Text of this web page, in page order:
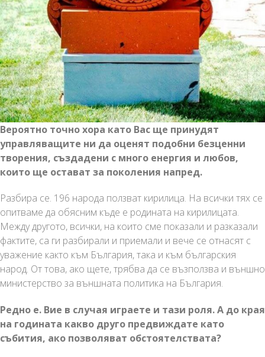
Вероятно точно хора като Вас ще принудят
управляващите ни да оценят подобни безценни
творения, създадени с много енергия и любов,
които ще остават за поколения напред.
Разбира се. 196 народа ползват кирилица. На всички тях се
опитваме да обясним къде е родината на кирилицата.
Между другото, всички, на които сме показали и разказали
фактите, са ги разбирали и приемали и вече се отнасят с
уважение както към България, така и към българския
народ. От това, ако щете, трябва да се възползва и външно
министерство за външната политика на България.
Редно е. Вие в случая играете и тази роля. А до края
на годината какво друго предвиждате като
събития, ако позволяват обстоятелствата?